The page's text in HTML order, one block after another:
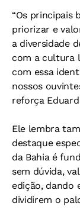
“Os principais
priorizar e
a diversidade
com a cultura
com essa
nossos
reforça
Ele lembra
destaque
da Bahia é
sem dúvida,
edição, dando
dividirem o